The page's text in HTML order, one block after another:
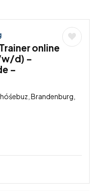
online
d) –
–
Brandenburg,